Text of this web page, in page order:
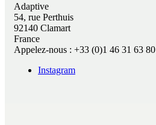
Adaptive
54, rue Perthuis
92140 Clamart
France
Appelez-nous : +33 (0)1 46 31 63 80
Instagram